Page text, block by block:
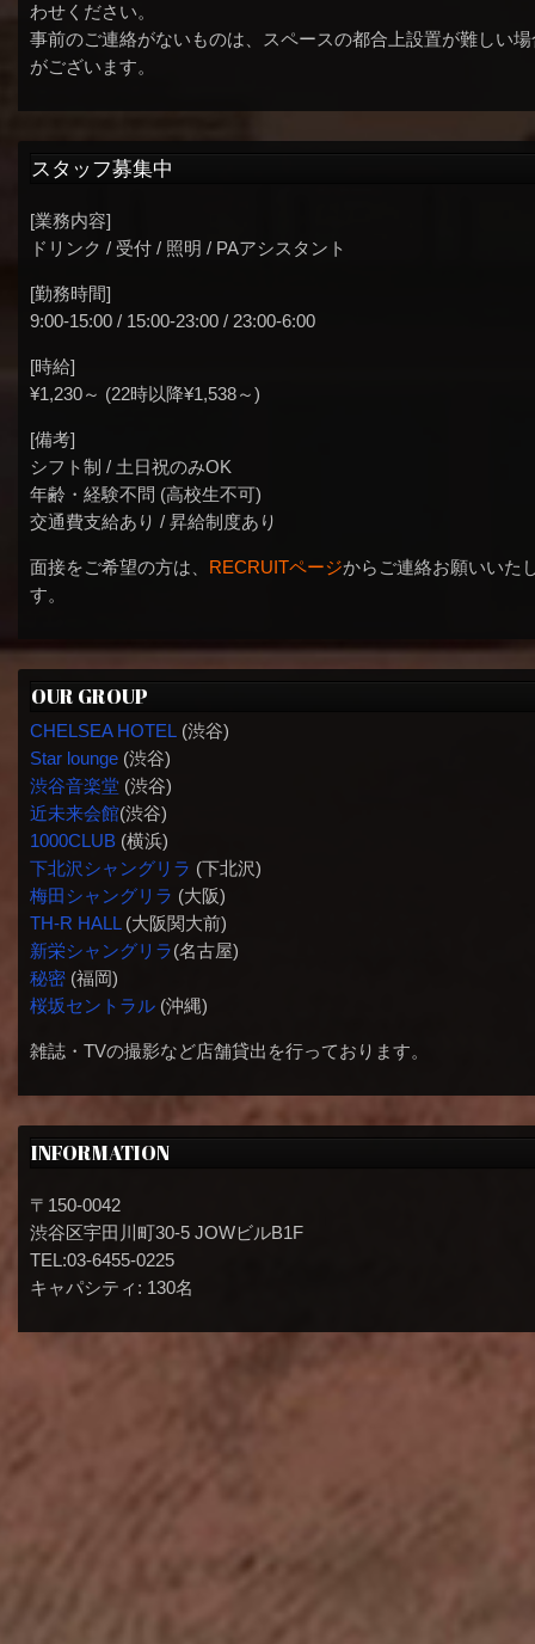
わせください。
事前のご連絡がないものは、スペースの都合上設置が難しい場
がございます。
スタッフ募集中
[業務内容]
ドリンク / 受付 / 照明 / PAアシスタント
[勤務時間]
9:00-15:00 / 15:00-23:00 / 23:00-6:00
[時給]
¥1,230～ (22時以降¥1,538～)
[備考]
シフト制 / 土日祝のみOK
年齢・経験不問 (高校生不可)
交通費支給あり / 昇給制度あり
面接をご希望の方は、 RECRUITページからご連絡お願いいた
す。
OUR GROUP
CHELSEA HOTEL (渋谷)
Star lounge(渋谷)
渋谷音楽堂(渋谷)
近未来会館(渋谷)
1000CLUB(横浜)
下北沢シャングリラ (下北沢)
梅田シャングリラ (大阪)
TH-R HALL(大阪関大前)
新栄シャングリラ(名古屋)
秘密(福岡)
桜坂セントラル(沖縄)
雑誌・TVの撮影など店舗貸出を行っております。
INFORMATION
〒150-0042
渋谷区宇田川町30-5 JOWビルB1F
TEL:03-6455-0225
キャパシティ: 130名